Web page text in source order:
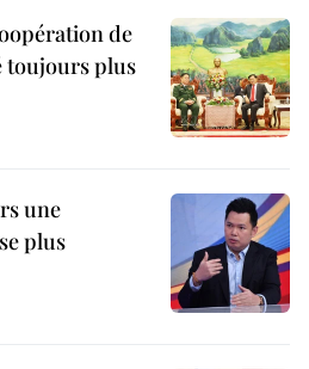
de
toujours plus
une
plus